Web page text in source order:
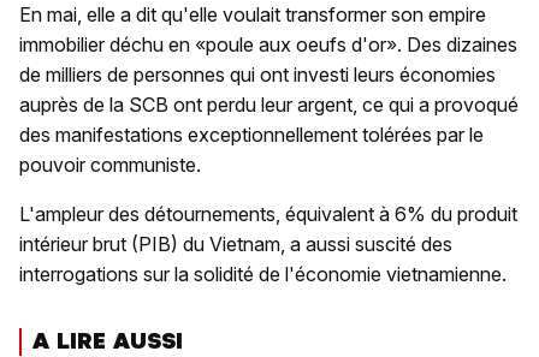
En mai, elle a dit qu'elle voulait transformer son empire
immobilier déchu en «poule aux oeufs d'or». Des dizaines
de milliers de personnes qui ont investi leurs économies
auprès de la SCB ont perdu leur argent, ce qui a provoqué
des manifestations exceptionnellement tolérées par le
pouvoir communiste.
L'ampleur des détournements, équivalent à 6% du produit
intérieur brut (PIB) du Vietnam, a aussi suscité des
interrogations sur la solidité de l'économie vietnamienne.
A LIRE AUSSI